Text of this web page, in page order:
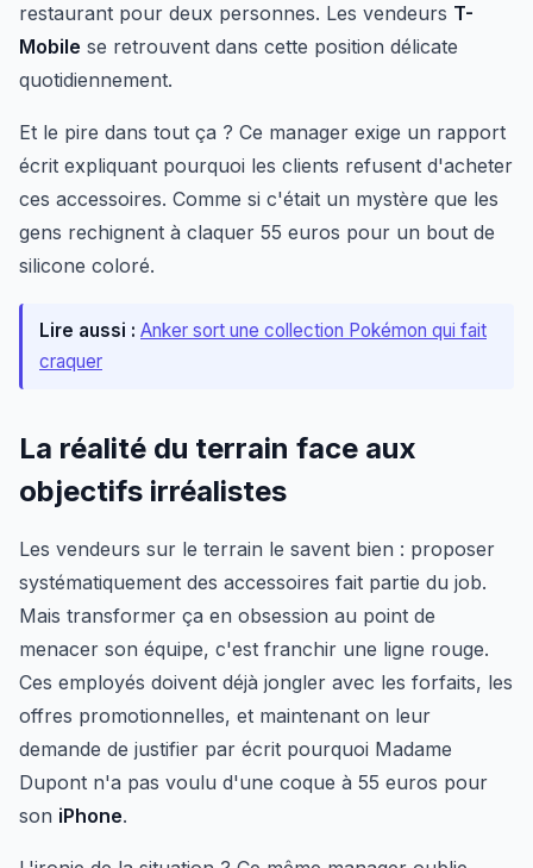
restaurant pour deux personnes. Les vendeurs T-
Mobile se retrouvent dans cette position délicate
quotidiennement.
Et le pire dans tout ça ? Ce manager exige un rapport
écrit expliquant pourquoi les clients refusent d'acheter
ces accessoires. Comme si c'était un mystère que les
gens rechignent à claquer 55 euros pour un bout de
silicone coloré.
Lire aussi : Anker sort une collection Pokémon qui fait
craquer
La réalité du terrain face aux
objectifs irréalistes
Les vendeurs sur le terrain le savent bien : proposer
systématiquement des accessoires fait partie du job.
Mais transformer ça en obsession au point de
menacer son équipe, c'est franchir une ligne rouge.
Ces employés doivent déjà jongler avec les forfaits, les
offres promotionnelles, et maintenant on leur
demande de justifier par écrit pourquoi Madame
Dupont n'a pas voulu d'une coque à 55 euros pour
son iPhone.